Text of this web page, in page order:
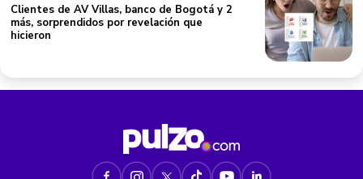
Clientes de AV Villas, banco de Bogotá y 2
más, sorprendidos por revelación que
hicieron